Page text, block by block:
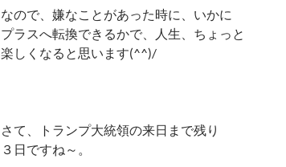
なので、嫌なことがあった時に、いかに
プラスへ転換できるかで、人生、ちょっと
楽しくなると思います(^^)/
さて、トランプ大統領の来日まで残り
３日ですね～。